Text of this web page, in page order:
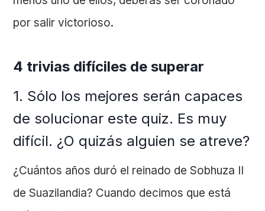
por salir victorioso.
4 trivias difíciles de superar
1. Sólo los mejores serán capaces
de solucionar este quiz. Es muy
difícil. ¿O quizás alguien se atreve?
¿Cuántos años duró el reinado de Sobhuza II
de Suazilandia? Cuando decimos que está